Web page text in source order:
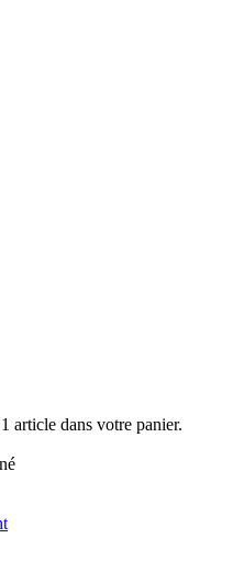
article dans votre panier.